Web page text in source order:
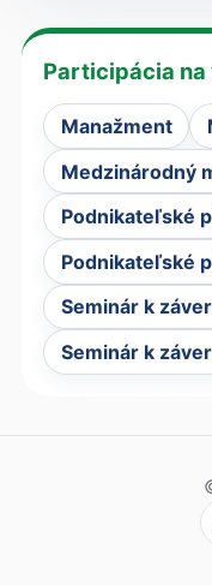
Participácia
Manažment
Medzinárodný
Podnikateľské
Podnikateľské
Seminár k
Seminár k